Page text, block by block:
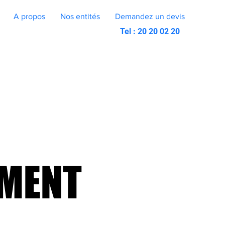
A propos Nos entités Demandez un devis
Tel : 20 20 02 20